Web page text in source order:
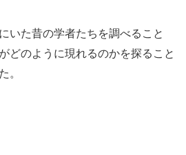
いた昔の学者たちを調べること
どのように現れるのかを探ること
。